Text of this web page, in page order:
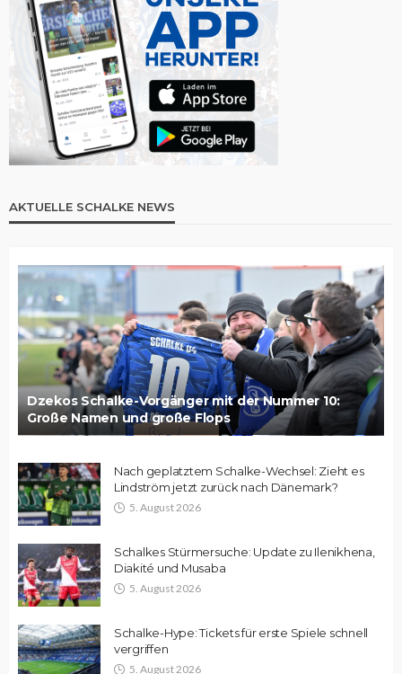
AKTUELLE SCHALKE NEWS
Dzekos Schalke-Vorgänger mit der Nummer 10:
Große Namen und große Flops
Nach geplatztem Schalke-Wechsel: Zieht es
Lindström jetzt zurück nach Dänemark?
5. August 2026
Schalkes Stürmersuche: Update zu Ilenikhena,
Diakité und Musaba
5. August 2026
Schalke-Hype: Tickets für erste Spiele schnell
vergriffen
5. August 2026